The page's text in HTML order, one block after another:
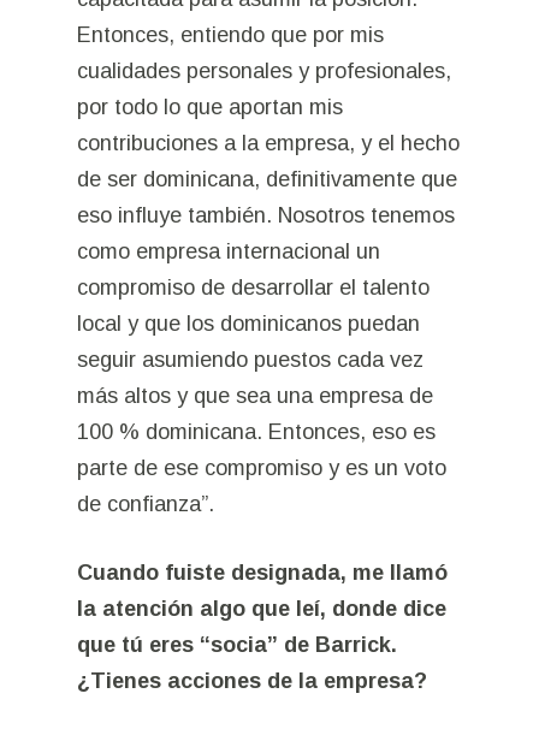
Entonces, entiendo que por mis
cualidades personales y profesionales,
por todo lo que aportan mis
contribuciones a la empresa, y el hecho
de ser dominicana, definitivamente que
eso influye también. Nosotros tenemos
como empresa internacional un
compromiso de desarrollar el talento
local y que los dominicanos puedan
seguir asumiendo puestos cada vez
más altos y que sea una empresa de
100 % dominicana. Entonces, eso es
parte de ese compromiso y es un voto
de confianza”.
Cuando fuiste designada, me llamó
la atención algo que leí, donde dice
que tú eres “socia” de Barrick.
¿Tienes acciones de la empresa?